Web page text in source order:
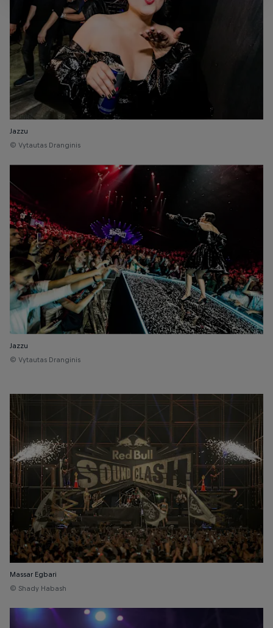
Jazzu
© Vytautas Dranginis
Jazzu
© Vytautas Dranginis
Massar Egbari
© Shady Habash